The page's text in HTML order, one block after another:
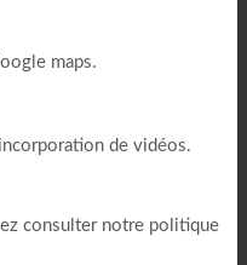
maps.
de vidéos.
consulter notre politique